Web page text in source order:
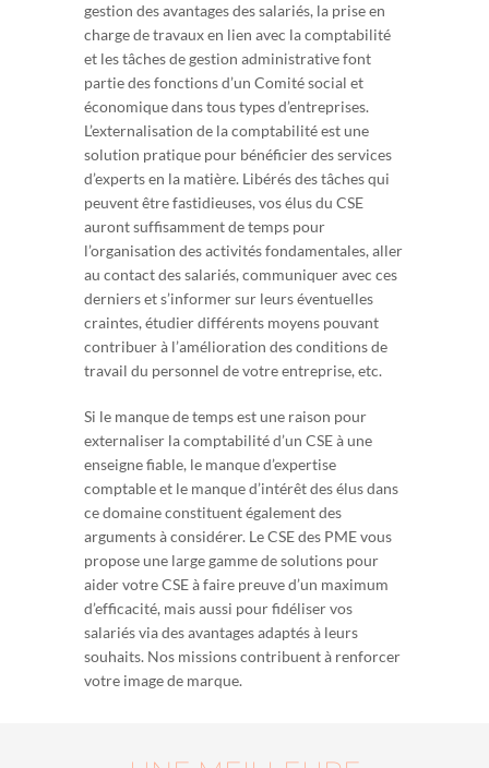
gestion des avantages des salariés, la prise en
charge de travaux en lien avec la comptabilité
et les tâches de gestion administrative font
partie des fonctions d’un Comité social et
économique dans tous types d’entreprises.
L’externalisation de la comptabilité est une
solution pratique pour bénéficier des services
d’experts en la matière. Libérés des tâches qui
peuvent être fastidieuses, vos élus du CSE
auront suffisamment de temps pour
l’organisation des activités fondamentales, aller
au contact des salariés, communiquer avec ces
derniers et s’informer sur leurs éventuelles
craintes, étudier différents moyens pouvant
contribuer à l’amélioration des conditions de
travail du personnel de votre entreprise, etc.
Si le manque de temps est une raison pour
externaliser la comptabilité d’un CSE à une
enseigne fiable, le manque d’expertise
comptable et le manque d’intérêt des élus dans
ce domaine constituent également des
arguments à considérer. Le CSE des PME vous
propose une large gamme de solutions pour
aider votre CSE à faire preuve d’un maximum
d’efficacité, mais aussi pour fidéliser vos
salariés via des avantages adaptés à leurs
souhaits. Nos missions contribuent à renforcer
votre image de marque.